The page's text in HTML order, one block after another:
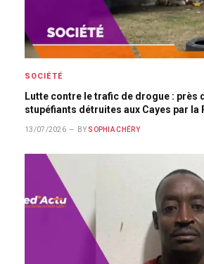
SOCIÉTÉ
Lutte contre le trafic de drogue : près
stupéfiants détruites aux Cayes par la
13/07/2026 BY SOPHIA CHÉRY